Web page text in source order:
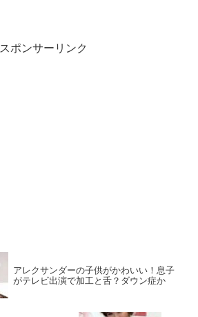
スポンサーリンク
アレクサンダーの子供がかわいい！息子
がテレビ出演で加工と舌？ダウン症か